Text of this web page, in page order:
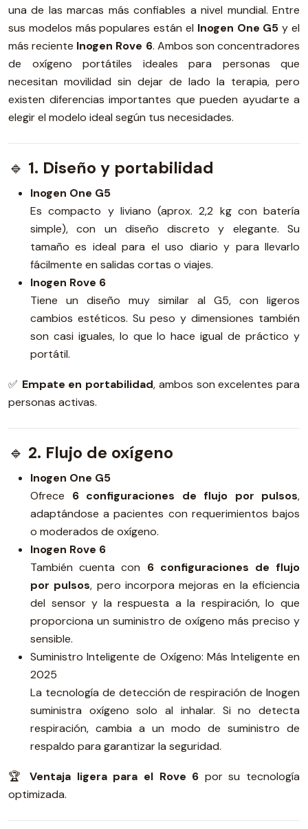
una de las marcas más confiables a nivel mundial. Entre
sus modelos más populares están el Inogen One G5 y el
más reciente Inogen Rove 6. Ambos son concentradores
de oxígeno portátiles ideales para personas que
necesitan movilidad sin dejar de lado la terapia, pero
existen diferencias importantes que pueden ayudarte a
elegir el modelo ideal según tus necesidades.
🔹 1. Diseño y portabilidad
Inogen One G5
Es compacto y liviano (aprox. 2,2 kg con batería
simple), con un diseño discreto y elegante. Su
tamaño es ideal para el uso diario y para llevarlo
fácilmente en salidas cortas o viajes.
Inogen Rove 6
Tiene un diseño muy similar al G5, con ligeros
cambios estéticos. Su peso y dimensiones también
son casi iguales, lo que lo hace igual de práctico y
portátil.
✅ Empate en portabilidad, ambos son excelentes para
personas activas.
🔹 2. Flujo de oxígeno
Inogen One G5
Ofrece 6 configuraciones de flujo por pulsos,
adaptándose a pacientes con requerimientos bajos
o moderados de oxígeno.
Inogen Rove 6
También cuenta con 6 configuraciones de flujo
por pulsos, pero incorpora mejoras en la eficiencia
del sensor y la respuesta a la respiración, lo que
proporciona un suministro de oxígeno más preciso y
sensible.
Suministro Inteligente de Oxígeno: Más Inteligente en
2025
La tecnología de detección de respiración de Inogen
suministra oxígeno solo al inhalar. Si no detecta
respiración, cambia a un modo de suministro de
respaldo para garantizar la seguridad.
🏆Ventaja ligera para el Rove 6 por su tecnología
optimizada.